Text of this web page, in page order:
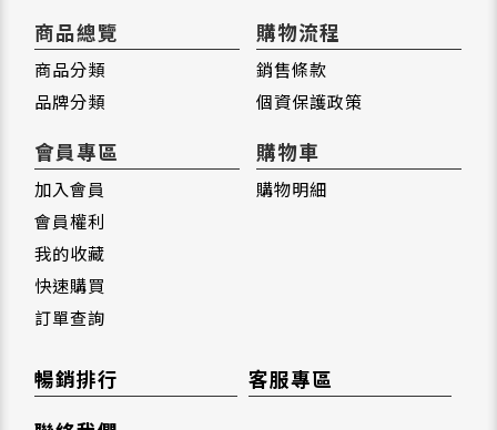
商品總覽
商品分類
品牌分類
購物流程
銷售條款
個資保護政策
會員專區
加入會員
會員權利
我的收藏
快速購買
訂單查詢
購物車
購物明細
暢銷排行
客服專區